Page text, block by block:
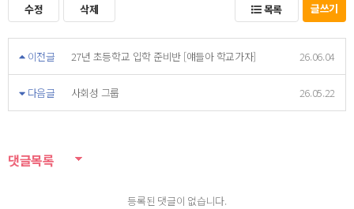
수정 삭제 목록 글쓰기
이전글 27년 초등학교 입학 준비반 [얘들아 학교가자] 26.06.04
다음글 사회성 그룹 26.05.22
댓글목록
등록된 댓글이 없습니다.